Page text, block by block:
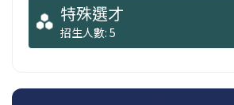
特殊選才
招生人數: 5